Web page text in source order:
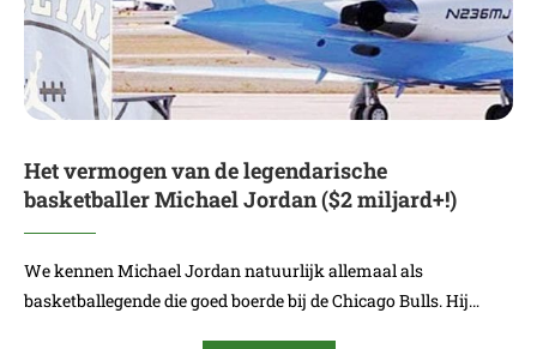
Het vermogen van de legendarische
basketballer Michael Jordan ($2 miljard+!)
We kennen Michael Jordan natuurlijk allemaal als
basketballegende die goed boerde bij de Chicago Bulls. Hij…